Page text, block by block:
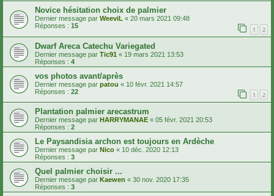
Novice hésitation choix de palmier
Dernier message par WeeviL « 20 mars 2021 09:48
Réponses : 15 1 2
Dwarf Areca Catechu Variegated
Dernier message par Tic91 « 19 mars 2021 13:53
Réponses : 4
vos photos avant/après
Dernier message par patou « 10 févr. 2021 14:57
Réponses : 22 1 2
Plantation palmier arecastrum
Dernier message par HARRYMANAE « 05 févr. 2021 20:53
Réponses : 2
Le Paysandisia archon est toujours en Ardèche
Dernier message par Nico « 10 déc. 2020 12:13
Réponses : 3
Quel palmier choisir ...
Dernier message par Kaewen « 30 nov. 2020 17:35
Réponses : 3